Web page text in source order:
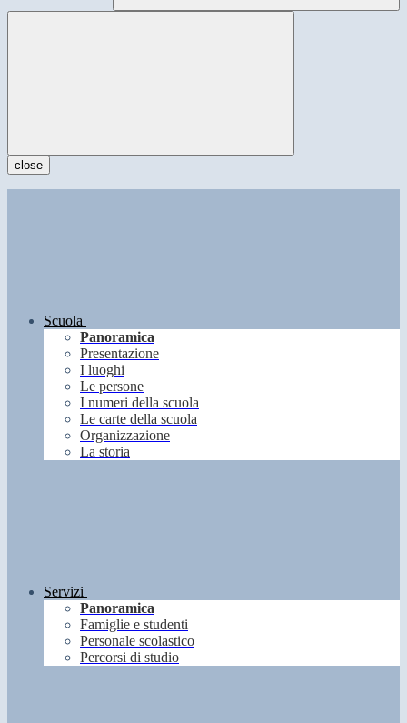
close
Scuola
Panoramica
Presentazione
I luoghi
Le persone
I numeri della scuola
Le carte della scuola
Organizzazione
La storia
Servizi
Panoramica
Famiglie e studenti
Personale scolastico
Percorsi di studio